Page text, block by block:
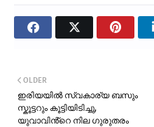
OLDER
ഇരിയയിൽ സ്വകാര്യ ബസും
സ്കൂട്ടറും കൂട്ടിയിടിച്ചു,
യുവാവിൻ്റെ നില ഗുരുതരം